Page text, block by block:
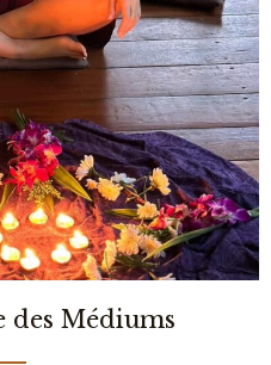
des Médiums